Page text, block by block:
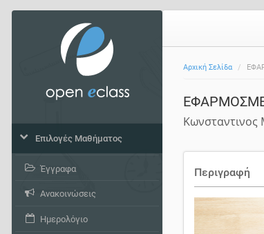
Αρχική Σελίδα
Περιγραφή
Επιλογές Μαθήματος
Έγγραφα
Ανακοινώσεις
Ημερολόγιο